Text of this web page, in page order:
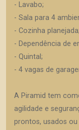
- Lavabo;
- Sala para 4
- Cozinha planejada;
- Dependência de
- Quintal;
- 4 vagas de
A Piramid tem
agilidade e
prontos, usados